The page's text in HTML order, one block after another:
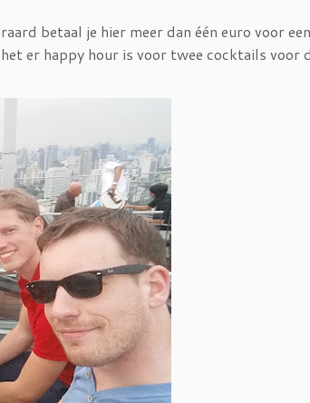
betaal je hier meer dan één euro voor een
er happy hour is voor twee cocktails voor